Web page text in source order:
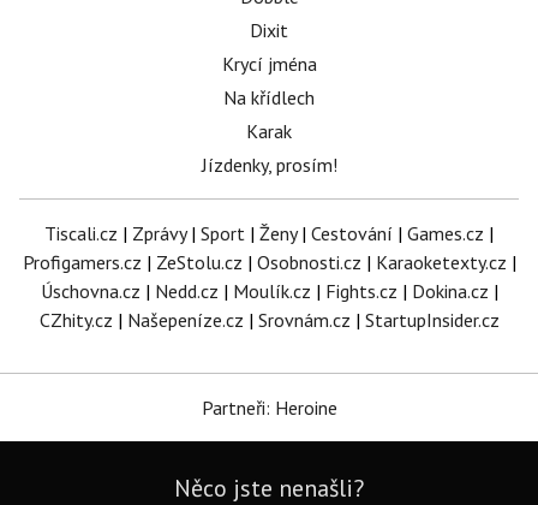
Dixit
Krycí jména
Na křídlech
Karak
Jízdenky, prosím!
Tiscali.cz | Zprávy| Sport | Ženy| Cestování | Games.cz |
Profigamers.cz | ZeStolu.cz | Osobnosti.cz | Karaoketexty.cz |
Úschovna.cz | Nedd.cz | Moulík.cz | Fights.cz | Dokina.cz |
CZhity.cz | Našepeníze.cz | Srovnám.cz | StartupInsider.cz
Partneři: Heroine
Něco jste nenašli?